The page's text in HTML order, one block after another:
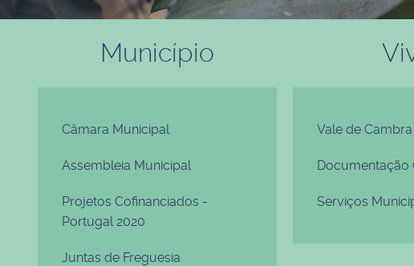
Município
Câmara Municipal
Assembleia Municipal
Projetos Cofinanciados -
Portugal 2020
Juntas de Freguesia
Vale de Cambra
Documentação
Serviços